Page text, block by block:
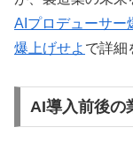
AIプロデューサー
爆上げせよ で詳細
AI導入前後の